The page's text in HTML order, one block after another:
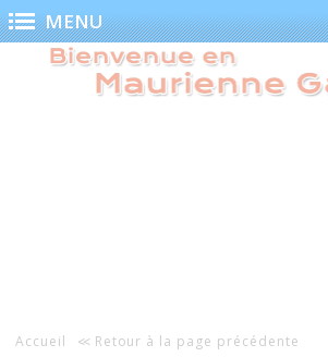
Panneau de gestion des cookies
MENU
Accueil Retour à la page précédente